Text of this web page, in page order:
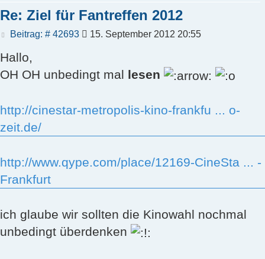
Re: Ziel für Fantreffen 2012
Beitrag: # 42693Beitrag
15. September 2012 20:55
Hallo,
OH OH unbedingt mal lesen
http://cinestar-metropolis-kino-frankfu ... o-
zeit.de/
http://www.qype.com/place/12169-CineSta ... -
Frankfurt
ich glaube wir sollten die Kinowahl nochmal
unbedingt überdenken